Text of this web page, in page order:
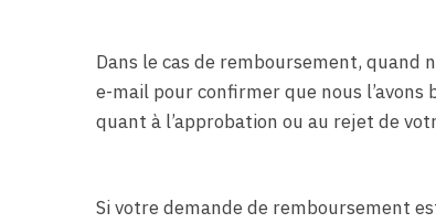
Dans le cas de remboursement, quand
e-mail pour confirmer que nous
quant à l’approbation ou au rejet de
Si votre demande de remboursement